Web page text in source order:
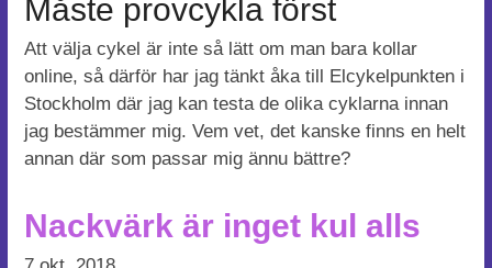
Måste provcykla först
Att välja cykel är inte så lätt om man bara kollar
online, så därför har jag tänkt åka till Elcykelpunkten i
Stockholm där jag kan testa de olika cyklarna innan
jag bestämmer mig. Vem vet, det kanske finns en helt
annan där som passar mig ännu bättre?
Nackvärk är inget kul alls